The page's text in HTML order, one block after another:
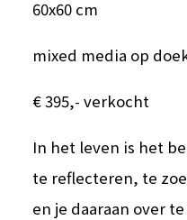
60x60 cm
mixed media op
€ 395,- verkocht
In het leven is het
te reflecteren, te
en je daaraan over